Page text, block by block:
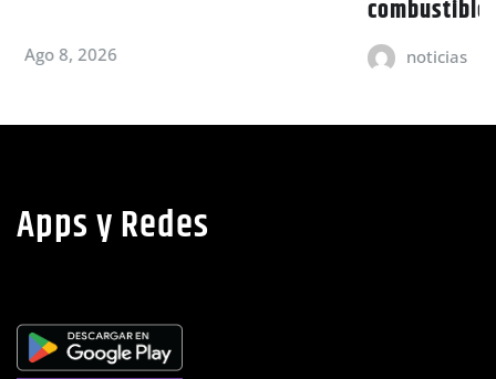
noticias
Apps y Redes